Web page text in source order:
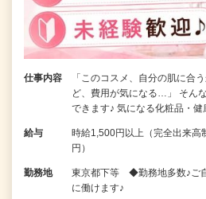
仕事内容
「このコスメ、自分の肌に合
ど、費用が気になる…」 そん
できます♪ 気になる化粧品・
給与
時給1,500円以上（完全出来
円）
勤務地
東京都下等 ◆勤務地多数♪ご
に働けます♪